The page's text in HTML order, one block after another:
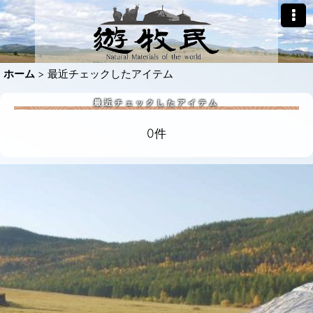
ホーム > 最近チェックしたアイテム
最近チェックしたアイテム
0件